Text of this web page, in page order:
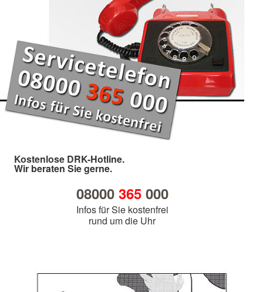
Kostenlose DRK-Hotline.
Wir beraten Sie gerne.
08000 365000
Infos für Sie kostenfrei
rund um die Uhr